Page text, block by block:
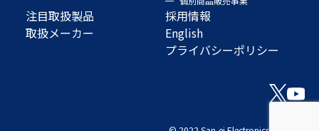
注目取扱製品
取扱メーカー
採用情報
English
プライバシーポリシー